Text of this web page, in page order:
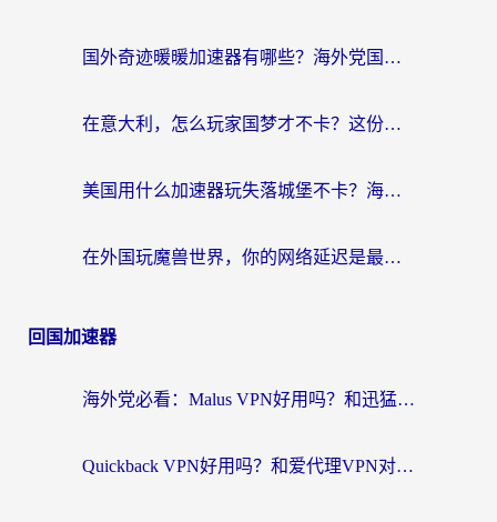
国外奇迹暖暖加速器有哪些？海外党国服游戏畅玩终极指南（附亲测推荐）
在意大利，怎么玩家国梦才不卡？这份终极加速指南请收好
美国用什么加速器玩失落城堡不卡？海外党亲测有效的国服游戏加速指南
在外国玩魔兽世界，你的网络延迟是最大的敌人
回国加速器
海外党必看：Malus VPN好用吗？和迅猛兔VPN对比哪个回国效果更好？附真实体验与避坑指南
Quickback VPN好用吗？和爱代理VPN对比哪个回国效果更好？